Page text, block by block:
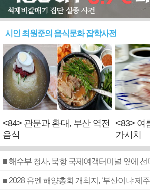
시인 최원준의 음식문화 잡학사전
<84> 관문과 환대, 부산 역전
음식
<83> 여
가시치
■ 해수부 청사, 북항 국제여객터미널 옆에 선
■ 2028 유엔 해양총회 개최지, ‘부산이냐 제